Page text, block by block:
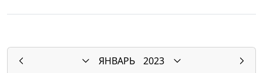
ЯНВАРЬ
2023